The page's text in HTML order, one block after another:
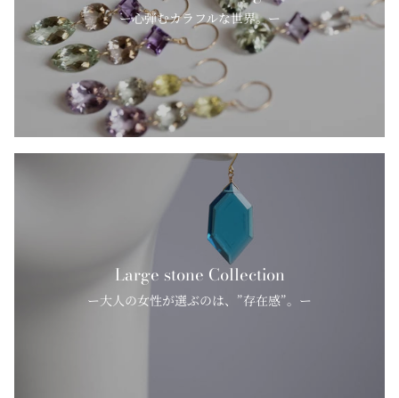
ー心弾むカラフルな世界。ー
Large stone Collection
ー大人の女性が選ぶのは、”存在感”。ー